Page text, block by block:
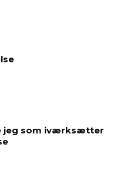
jeg som iværksætter